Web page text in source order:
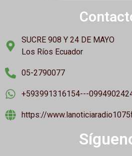
SUCRE 908 Y 24 DE MAYO
Los Ríos Ecuador
05-2790077
+593991316154---
https://